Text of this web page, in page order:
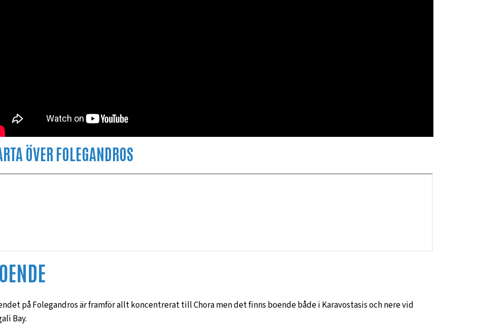
ÖVER FOLEGANDROS
på Folegandros är framför allt koncentrerat till Chora men det finns boende både i Karavostasis och nere vid
Bay.